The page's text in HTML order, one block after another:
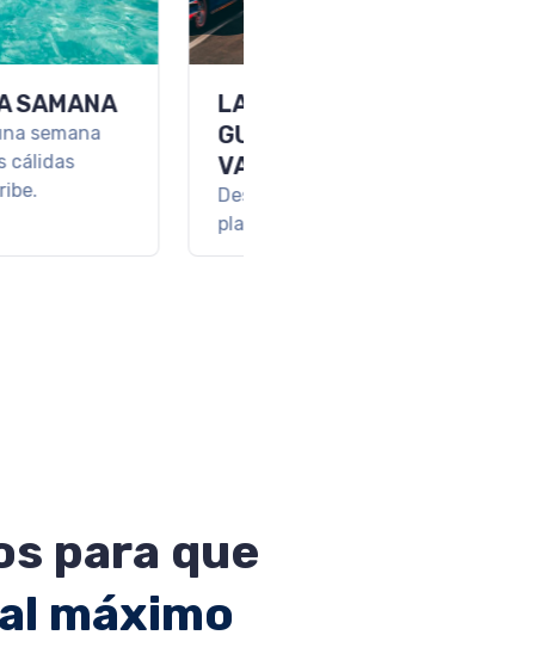
A PLAYA
tus vacaciones en
resorts de
para que
máximo